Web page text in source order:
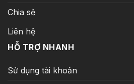
Chia sẻ
Liên hệ
HỖ TRỢ NHANH
Sử dụng tài khoản